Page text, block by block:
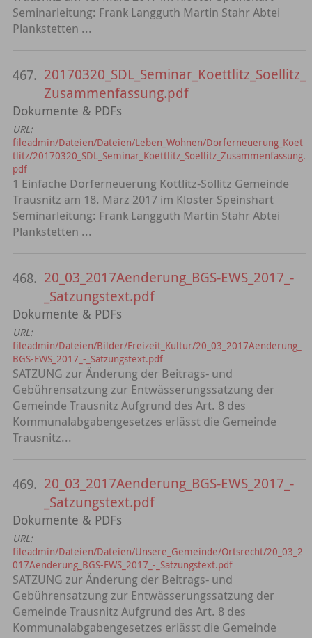
Seminarleitung: Frank Langguth Martin Stahr Abtei
Plankstetten ...
467. 20170320_SDL_Seminar_Koettlitz_Soellitz_
Zusammenfassung.pdf
Dokumente & PDFs
URL:
fileadmin/Dateien/Dateien/Leben_Wohnen/Dorferneuerung_Koet
tlitz/20170320_SDL_Seminar_Koettlitz_Soellitz_Zusammenfassung.
pdf
1 Einfache Dorferneuerung Köttlitz-Söllitz Gemeinde
Trausnitz am 18. März 2017 im Kloster Speinshart
Seminarleitung: Frank Langguth Martin Stahr Abtei
Plankstetten ...
468. 20_03_2017Aenderung_BGS-EWS_2017_-
_Satzungstext.pdf
Dokumente & PDFs
URL:
fileadmin/Dateien/Bilder/Freizeit_Kultur/20_03_2017Aenderung_
BGS-EWS_2017_-_Satzungstext.pdf
SATZUNG zur Änderung der Beitrags- und
Gebührensatzung zur Entwässerungssatzung der
Gemeinde Trausnitz Aufgrund des Art. 8 des
Kommunalabgabengesetzes erlässt die Gemeinde
Trausnitz...
469. 20_03_2017Aenderung_BGS-EWS_2017_-
_Satzungstext.pdf
Dokumente & PDFs
URL:
fileadmin/Dateien/Dateien/Unsere_Gemeinde/Ortsrecht/20_03_2
017Aenderung_BGS-EWS_2017_-_Satzungstext.pdf
SATZUNG zur Änderung der Beitrags- und
Gebührensatzung zur Entwässerungssatzung der
Gemeinde Trausnitz Aufgrund des Art. 8 des
Kommunalabgabengesetzes erlässt die Gemeinde